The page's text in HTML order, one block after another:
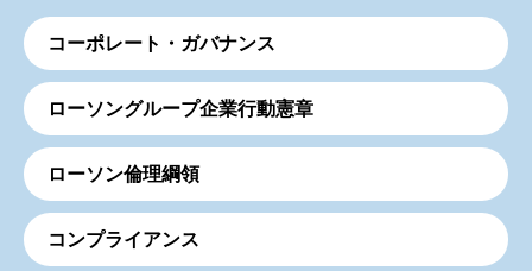
コーポレート・ガバナンス
ローソングループ企業行動憲章
ローソン倫理綱領
コンプライアンス